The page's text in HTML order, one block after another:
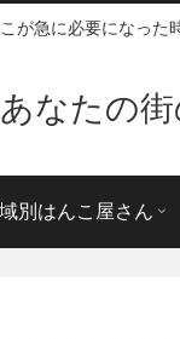
が急に必要になった
あなたの
別はんこ屋さん